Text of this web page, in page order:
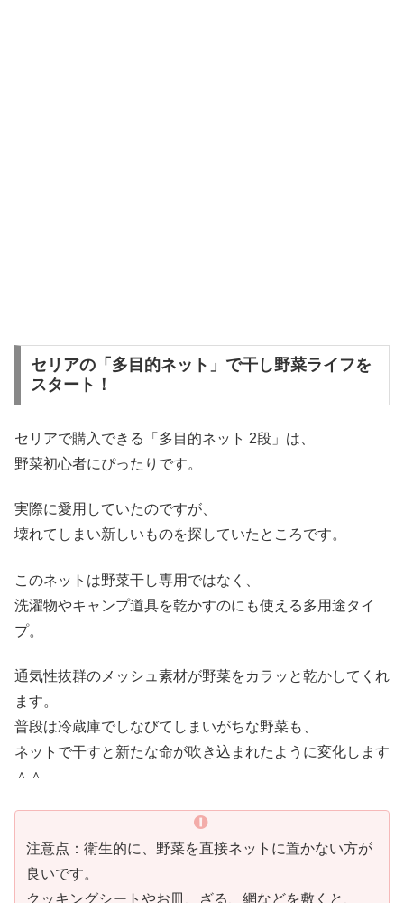
セリアの「多目的ネット」で干し野菜ライフを
スタート！
セリアで購入できる「多目的ネット 2段」は、
野菜初心者にぴったりです。
実際に愛用していたのですが、
壊れてしまい新しいものを探していたところです。
このネットは野菜干し専用ではなく、
洗濯物やキャンプ道具を乾かすのにも使える多用途タイ
プ。
通気性抜群のメッシュ素材が野菜をカラッと乾かしてくれ
ます。
普段は冷蔵庫でしなびてしまいがちな野菜も、
ネットで干すと新たな命が吹き込まれたように変化します
＾＾
注意点：衛生的に、野菜を直接ネットに置かない方が
良いです。
クッキングシートやお皿、ざる、網などを敷くと、